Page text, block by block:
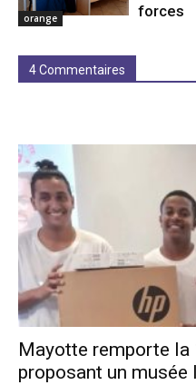
orange
forces
4 Commentaires
Mayotte remporte la
proposant un musée